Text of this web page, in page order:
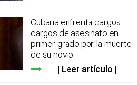
Cubana enfrenta cargos
cargos de asesinato en
primer grado por la muerte
de su novio
Leer artículo